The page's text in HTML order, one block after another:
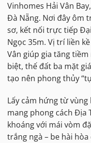
Vinhomes Hải Vân
Đà Nẵng. Nơi đây ôm
sơ, kết nối trực tiếp
Ngọc 35m. Vị trí liền
Vân giúp gia tăng
biệt, thế đất ba mặt
tạo nên phong thủy
Lấy cảm hứng từ
mang phong cách Địa
khoáng với mái vòm
trắng ngà – be hài